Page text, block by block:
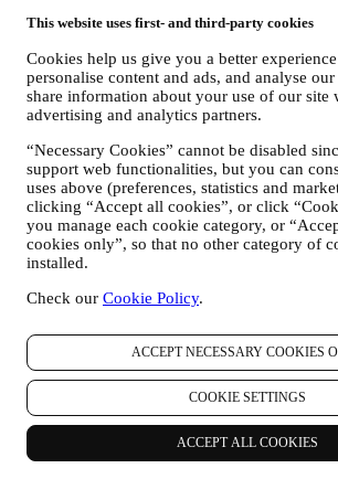
This website uses first- and third-party cookies
Cookies help us give you a better
personalise content and ads, and analyse
share information about your use of our site
advertising and analytics partners.
“Necessary Cookies” cannot be disabled
support web functionalities, but you can
uses above (preferences, statistics and
clicking “Accept all cookies”, or click
you manage each cookie category, or
cookies only”, so that no other category of
installed.
Check our Cookie Policy.
ACCEPT NECESSARY COOKIES
COOKIE SETTINGS
ACCEPT ALL COOKIES
Personopplysningene som samles inn fra deg
dermed beskyttet og personvernrettighetene
H) nedenfor.
2. Hvem samler inn dine opplysninger?
Den dataansvarlige for de e-handelstjenester
nettstedet er Le Creuset Scandinavia, Taastrup
Taastrup, Danmark.
Hvis du bestemmer deg for å motta
en del av Le Creuset-konsernets
som felles dataansvarlig, av Le Creuset
Creuset Group AG, med registrert kontor i
Zugo, 6340 Sveits (deres utnevnte
Barcelona, Spania), som basert på en avtale om
Group AG er ansvarlig for den generelle
personlig kundeopplevelse; (b) lokale Le
av og implementerer den nevnte strategien,
markedsføringskommunikasjoner og -initiativ
(innenfor et spesifikt land); (c) begge de felles
er pålagt å håndtere forespørsler om den